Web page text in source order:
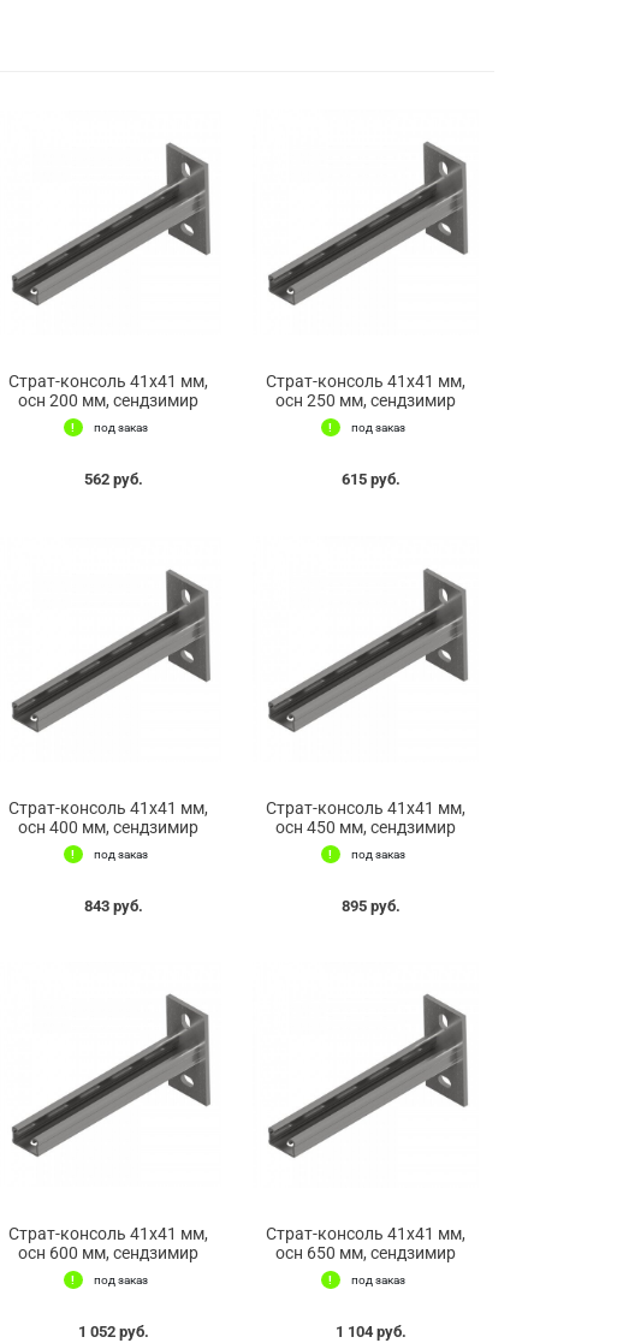
Страт-консоль 41х41 мм,
осн 200 мм, сендзимир
под заказ
562 руб.
Страт-консоль 41х41 мм,
осн 250 мм, сендзимир
под заказ
615 руб.
Страт-консоль 41х41 мм,
осн 400 мм, сендзимир
под заказ
843 руб.
Страт-консоль 41х41 мм,
осн 450 мм, сендзимир
под заказ
895 руб.
Страт-консоль 41х41 мм,
осн 600 мм, сендзимир
под заказ
1 052 руб.
Страт-консоль 41х41 мм,
осн 650 мм, сендзимир
под заказ
1 104 руб.